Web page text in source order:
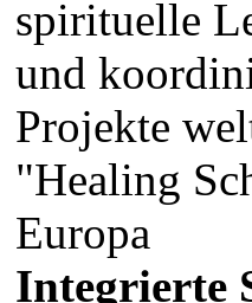
spirituelle
und
Projekte
"Healing
Europa
Integrierte